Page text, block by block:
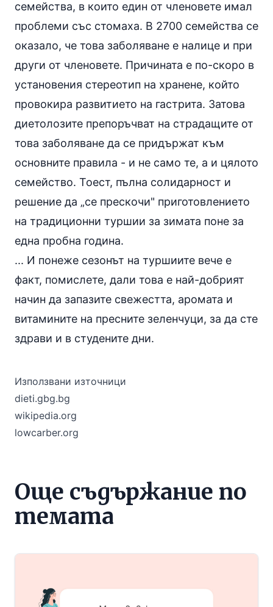
семейства, в които един от членовете имал
проблеми със стомаха. В 2700 семейства се
оказало, че това заболяване е налице и при
други от членовете. Причината е по-скоро в
установения стереотип на хранене, който
провокира развитието на гастрита. Затова
диетолозите препоръчват на страдащите от
това заболяване да се придържат към
основните правила - и не само те, а и цялото
семейство. Тоест, пълна солидарност и
решение да „се прескочи" приготовлението
на традиционни туршии за зимата поне за
една пробна година.
... И понеже сезонът на туршиите вече е
факт, помислете, дали това е най-добрият
начин да запазите свежестта, аромата и
витамините на пресните зеленчуци, за да сте
здрави и в студените дни.
Използвани източници
dieti.gbg.bg
wikipedia.org
lowcarber.org
Още съдържание по
темата